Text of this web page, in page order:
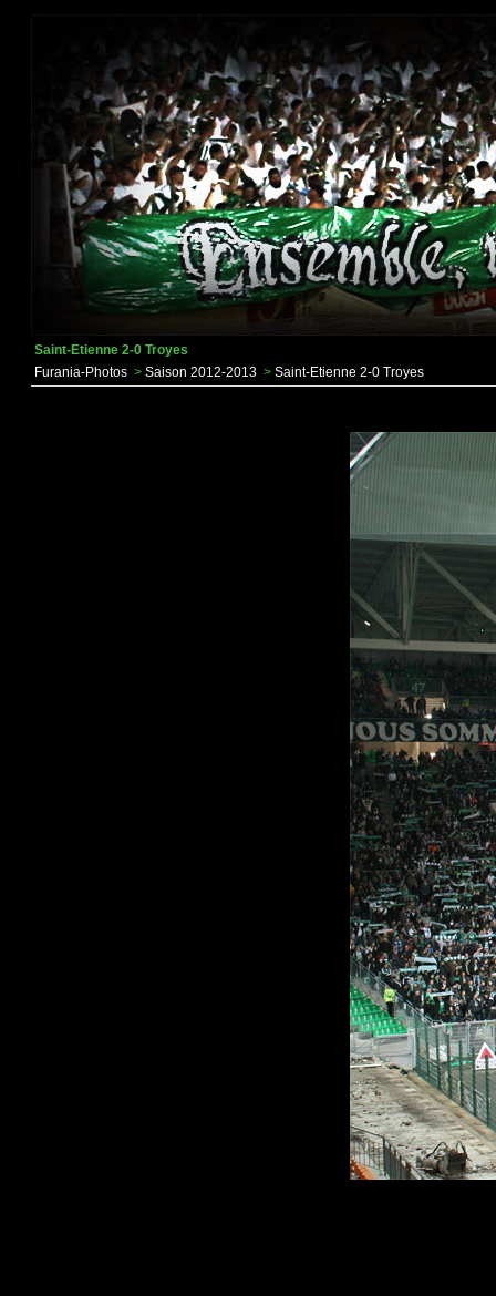
Saint-Etienne 2-0 Troyes
Furania-Photos > Saison 2012-2013 > Saint-Etienne 2-0 Troyes